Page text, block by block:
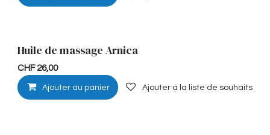
Musculaire
Huile de massage Arnica
CHF 26,00
Ajouter au panier Ajouter à la liste de souhaits